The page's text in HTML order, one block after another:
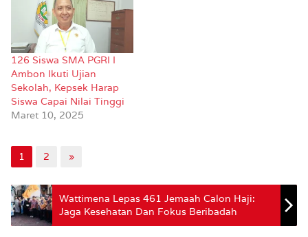
126 Siswa SMA PGRI I
Ambon Ikuti Ujian
Sekolah, Kepsek Harap
Siswa Capai Nilai Tinggi
Maret 10, 2025
1 2 »
Wattimena Lepas 461 Jemaah Calon Haji:
Jaga Kesehatan Dan Fokus Beribadah